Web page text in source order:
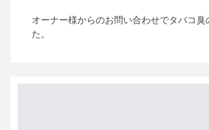
オーナー様からのお問い合わせでタバコ臭
た。